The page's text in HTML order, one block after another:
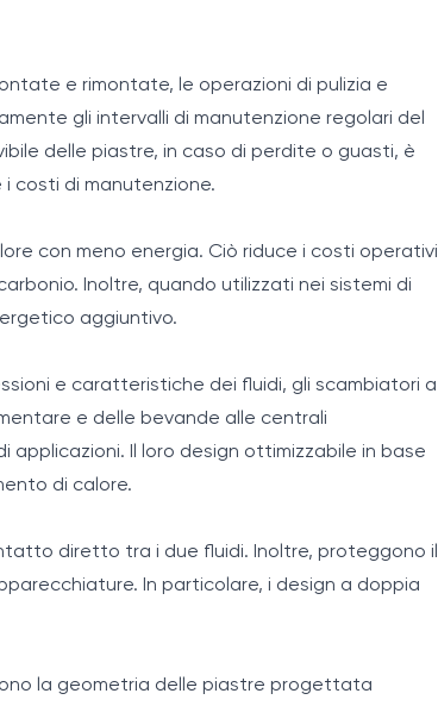
e rimontate, le operazioni di pulizia e
gli intervalli di manutenzione regolari del
delle piastre, in caso di perdite o guasti, è
costi di manutenzione.
con meno energia. Ciò riduce i costi operativi
Inoltre, quando utilizzati nei sistemi di
aggiuntivo.
e caratteristiche dei fluidi, gli scambiatori a
e delle bevande alle centrali
applicazioni. Il loro design ottimizzabile in base
di calore.
diretto tra i due fluidi. Inoltre, proteggono il
In particolare, i design a doppia
la geometria delle piastre progettata